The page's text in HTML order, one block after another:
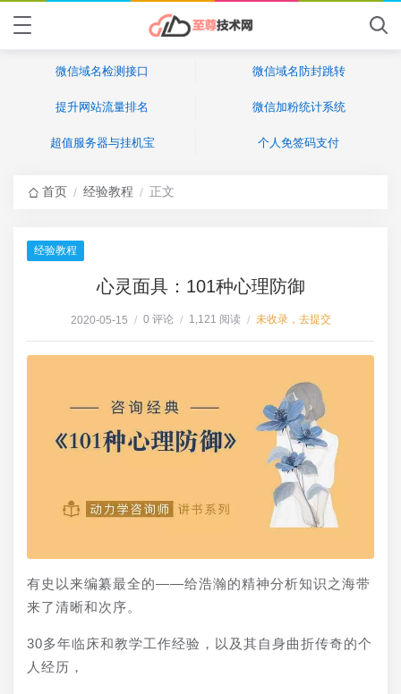
微信域名检测接口 微信域名防封跳转
提升网站流量排名 微信加粉统计系统
超值服务器与挂机宝 个人免签码支付
首页 / 经验教程 / 正文
经验教程
心灵面具：101种心理防御
2020-05-15 / 0 评论 / 1,121 阅读 / 未收录，去提交
有史以来编纂最全的——给浩瀚的精神分析知识之海带
来了清晰和次序。
30多年临床和教学工作经验，以及其自身曲折传奇的个
人经历，